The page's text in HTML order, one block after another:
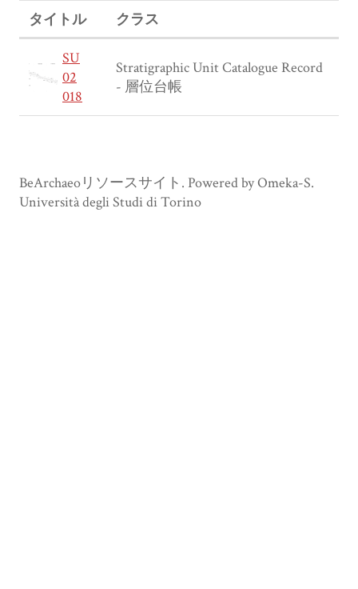
タイトル
クラス
SU
02
018
Stratigraphic Unit Catalogue Record
- 層位台帳
BeArchaeoリソースサイト. Powered by Omeka-S.
Università degli Studi di Torino